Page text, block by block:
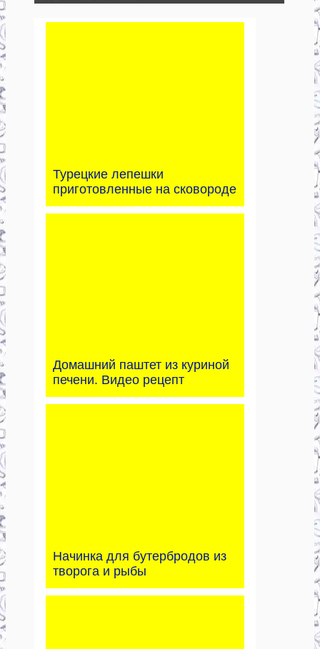
Турецкие лепешки
приготовленные на сковороде
Домашний паштет из куриной
печени. Видео рецепт
Начинка для бутербродов из
творога и рыбы